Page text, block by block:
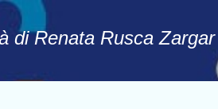
di Renata Rusca Zargar